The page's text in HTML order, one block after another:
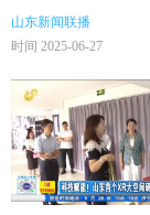
山东新闻联播
时间 2025-06-27